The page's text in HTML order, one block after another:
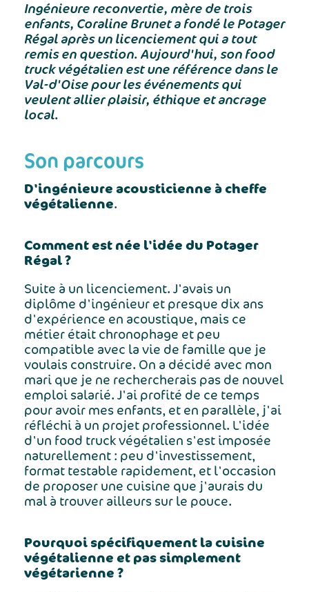
Ingénieure reconvertie, mère de trois
enfants, Coraline Brunet a fondé le Potager
Régal après un licenciement qui a tout
remis en question. Aujourd'hui, son food
truck végétalien est une référence dans le
Val-d'Oise pour les événements qui
veulent allier plaisir, éthique et ancrage
local.
Son parcours
D'ingénieure acousticienne à cheffe
végétalienne.
Comment est née l'idée du Potager
Régal ?
Suite à un licenciement. J'avais un
diplôme d'ingénieur et presque dix ans
d'expérience en acoustique, mais ce
métier était chronophage et peu
compatible avec la vie de famille que je
voulais construire. On a décidé avec mon
mari que je ne rechercherais pas de nouvel
emploi salarié. J'ai profité de ce temps
pour avoir mes enfants, et en parallèle, j'ai
réfléchi à un projet professionnel. L'idée
d'un food truck végétalien s'est imposée
naturellement : peu d'investissement,
format testable rapidement, et l'occasion
de proposer une cuisine que j'aurais du
mal à trouver ailleurs sur le pouce.
Pourquoi spécifiquement la cuisine
végétalienne et pas simplement
végétarienne ?